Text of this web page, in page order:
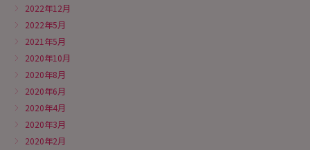
2022年12月
2022年5月
2021年5月
2020年10月
2020年8月
2020年6月
2020年4月
2020年3月
2020年2月